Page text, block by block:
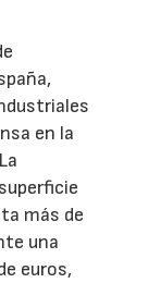
en la
más de
una
euros,